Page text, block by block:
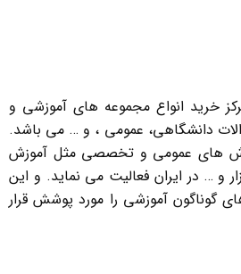
خرید انواع مجموعه های آموزشی و
دانشگاهی، عمومی ، و … می باشد.
های عمومی و تخصصی مثل آموزش
و … در ایران فعالیت می نماید. و این
گوناگون آموزشی را مورد پوشش قرار